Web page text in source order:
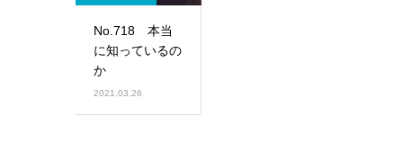
No.718 本当
に知っているの
か
2021.03.26